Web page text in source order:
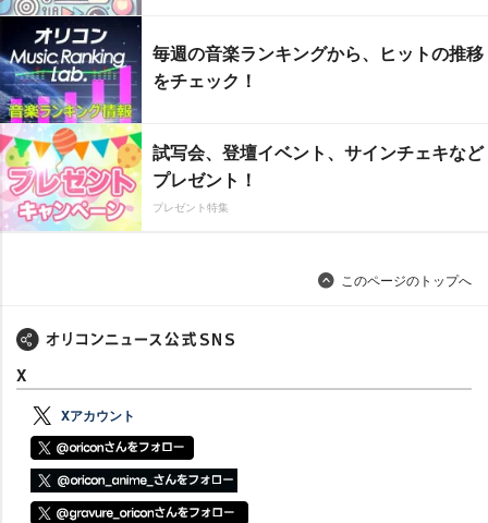
毎週の音楽ランキングから、ヒットの推移
をチェック！
試写会、登壇イベント、サインチェキなど
プレゼント！
プレゼント特集
このページのトップへ
X
Xアカウント